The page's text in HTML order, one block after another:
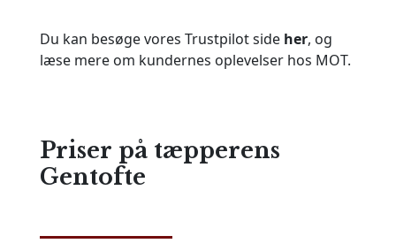
Du kan besøge vores Trustpilot side her, og
læse mere om kundernes oplevelser hos MOT.
Priser på tæpperens
Gentofte